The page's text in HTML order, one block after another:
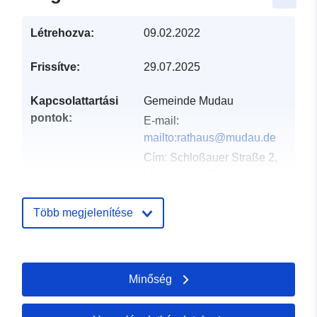
Létrehozva: 09.02.2022
Frissítve: 29.07.2025
Kapcsolattartási
pontok:
Gemeinde Mudau
E-mail:
mailto:rathaus@mudau.de
Cím: Schloßauer Straße 2,
Katalógus-
Hozzáadva a data.europa.eu-hoz:
25 July
2026
Több megjelenítése
Minőség